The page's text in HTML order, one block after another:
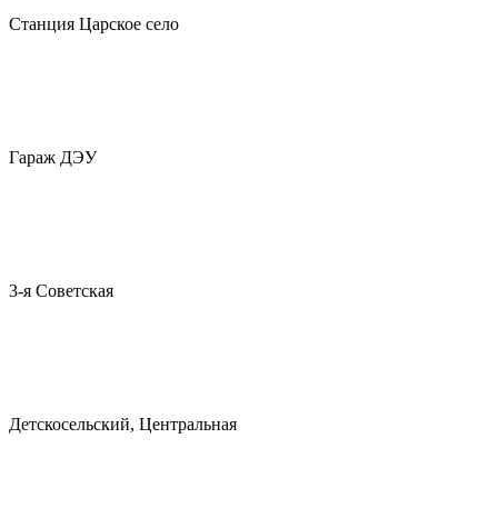
Станция Царское село
Гараж ДЭУ
3-я Советская
Детскосельский, Центральная